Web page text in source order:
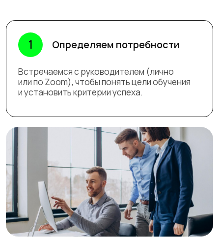
Анализируем уровень подготовки
сотрудников, при необходимости
проводим предварительное тестирование
Адаптируем программу
Настраиваем содержание каждого модуля
с учетом полученной информации,
разрабатываем практические кейсы,
релевантные вашей сфере.